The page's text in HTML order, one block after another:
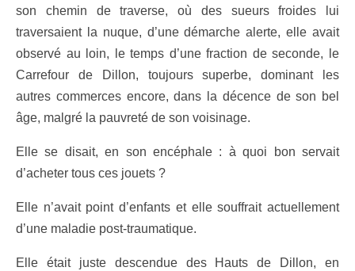
son chemin de traverse, où des sueurs froides lui
traversaient la nuque, d’une démarche alerte, elle avait
observé au loin, le temps d’une fraction de seconde, le
Carrefour de Dillon, toujours superbe, dominant les
autres commerces encore, dans la décence de son bel
âge, malgré la pauvreté de son voisinage.
Elle se disait, en son encéphale : à quoi bon servait
d’acheter tous ces jouets ?
Elle n’avait point d’enfants et elle souffrait actuellement
d’une maladie post-traumatique.
Elle était juste descendue des Hauts de Dillon, en